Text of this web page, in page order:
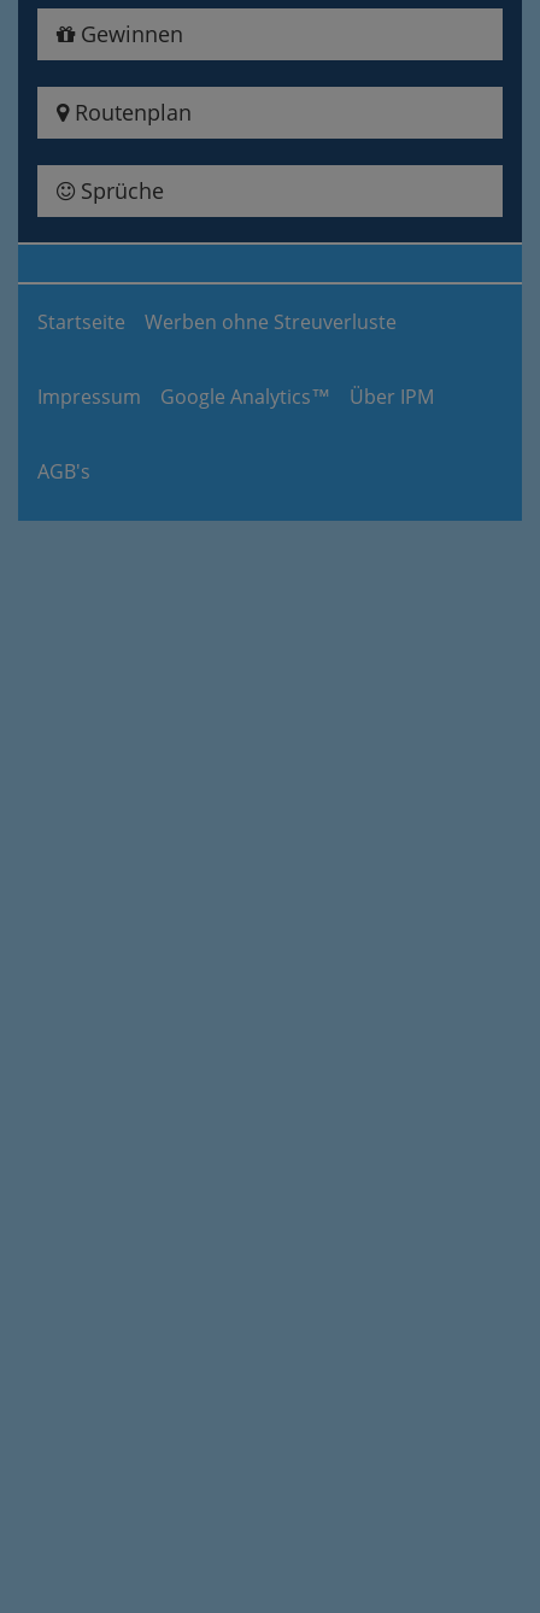
Gewinnen
Routenplan
Sprüche
Startseite Werben ohne Streuverluste
Impressum Google Analytics™ Über IPM
AGB's